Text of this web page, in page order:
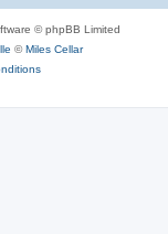
© phpBB Limited
©Miles Cellar